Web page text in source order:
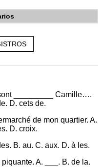
_________ Camille….
D. cets de.
de mon quartier. A.
D. croix.
B. au. C. aux. D. à les.
A. ___. B. de la.